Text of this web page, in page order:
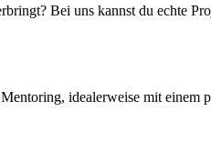
Bei uns kannst du echte
idealerweise mit einem